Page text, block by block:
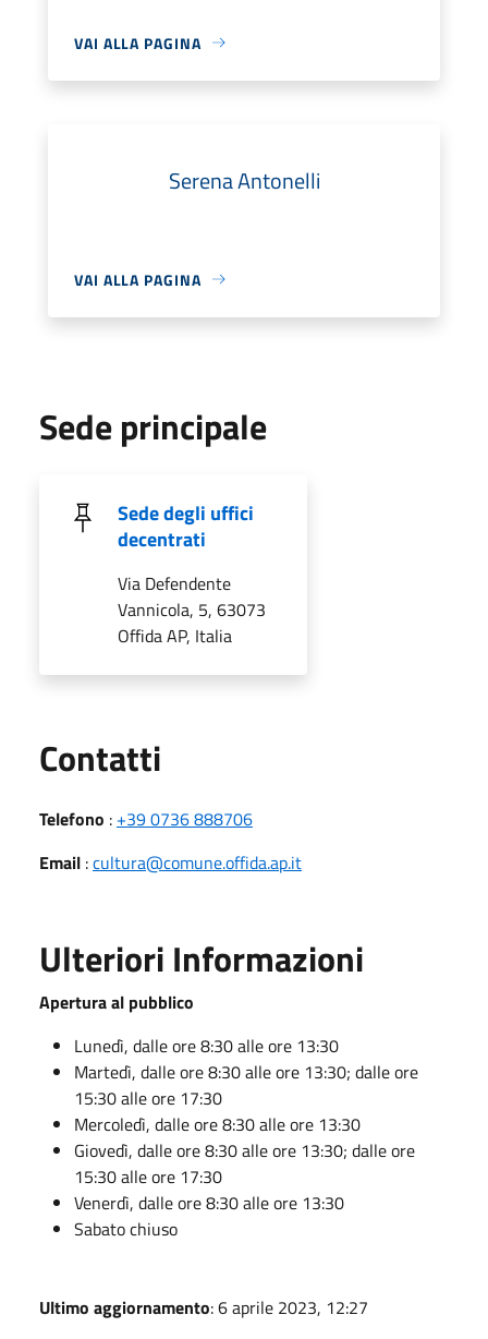
VAI ALLA PAGINA
Serena Antonelli
VAI ALLA PAGINA
Sede principale
Sede degli uffici
decentrati
Via Defendente
Vannicola, 5, 63073
Offida AP, Italia
Contatti
Telefono : +39 0736 888706
Email :cultura@comune.offida.ap.it
Ulteriori Informazioni
Apertura al pubblico
Lunedì, dalle ore 8:30 alle ore 13:30
Martedì, dalle ore 8:30 alle ore 13:30; dalle ore
15:30 alle ore 17:30
Mercoledì, dalle ore 8:30 alle ore 13:30
Giovedì, dalle ore 8:30 alle ore 13:30; dalle ore
15:30 alle ore 17:30
Venerdì, dalle ore 8:30 alle ore 13:30
Sabato chiuso
Ultimo aggiornamento: 6 aprile 2023, 12:27